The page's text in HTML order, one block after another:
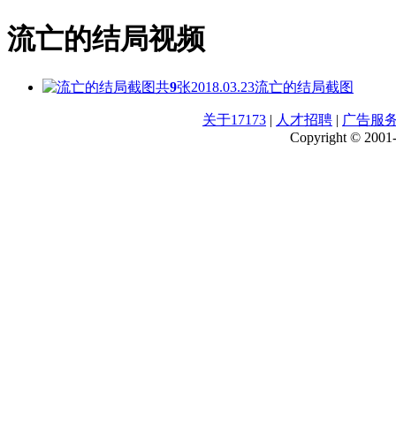
流亡的结局视频
共9张2018.03.23流亡的结局截图
关于17173 | 人才招聘 | 广告服
Copyright ©